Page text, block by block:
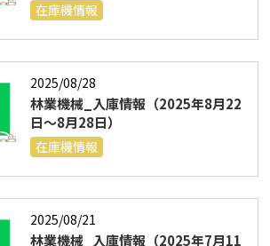
在庫機情報
2025/08/28
林業機械_入庫情報（2025年8月22
日～8月28日）
在庫機情報
2025/08/21
林業機械_入庫情報（2025年7月11